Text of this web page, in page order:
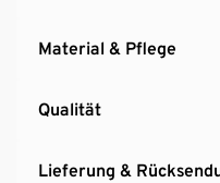
Material & Pflege
Qualität
Lieferung &